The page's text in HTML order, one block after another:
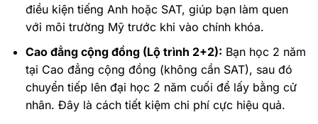
điều kiện tiếng Anh hoặc SAT, giúp bạn làm quen
với môi trường Mỹ trước khi vào chính khóa.
Cao đẳng cộng đồng (Lộ trình 2+2): Bạn học 2 năm
tại Cao đẳng cộng đồng (không cần SAT), sau đó
chuyển tiếp lên đại học 2 năm cuối để lấy bằng cử
nhân. Đây là cách tiết kiệm chi phí cực hiệu quả.